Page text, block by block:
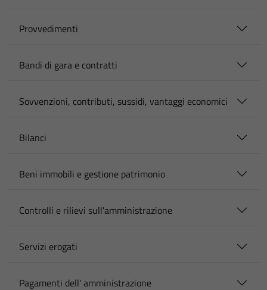
Provvedimenti
Bandi di gara e contratti
Sovvenzioni, contributi, sussidi, vantaggi economici
Bilanci
Beni immobili e gestione patrimonio
Controlli e rilievi sull'amministrazione
Servizi erogati
Pagamenti dell' amministrazione